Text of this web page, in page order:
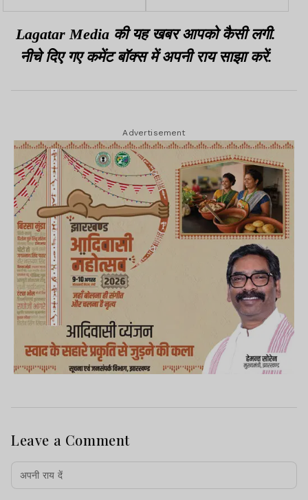
की मान्यता होगी रद्द की हुई मुफ्त जांच
Lagatar Media की यह खबर आपको कैसी लगी.
नीचे दिए गए कमेंट बॉक्स में अपनी राय साझा करें.
Advertisement
Leave a Comment